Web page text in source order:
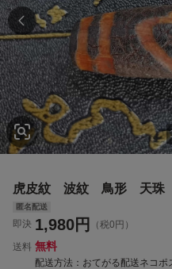
虎皮紋 波紋 鳥形 天珠
匿名配送
即決 1,980円
（税0円）
送料 無料
配送方法 おてがる配送ネコポ